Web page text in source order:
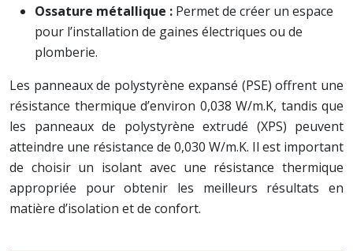
Ossature métallique : Permet de créer un espace
pour l’installation de gaines électriques ou de
plomberie.
Les panneaux de polystyrène expansé (PSE) offrent une
résistance thermique d’environ 0,038 W/m.K, tandis que
les panneaux de polystyrène extrudé (XPS) peuvent
atteindre une résistance de 0,030 W/m.K. Il est important
de choisir un isolant avec une résistance thermique
appropriée pour obtenir les meilleurs résultats en
matière d’isolation et de confort.